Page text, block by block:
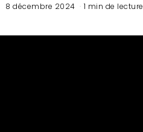
8 décembre 2024 1 min de lecture